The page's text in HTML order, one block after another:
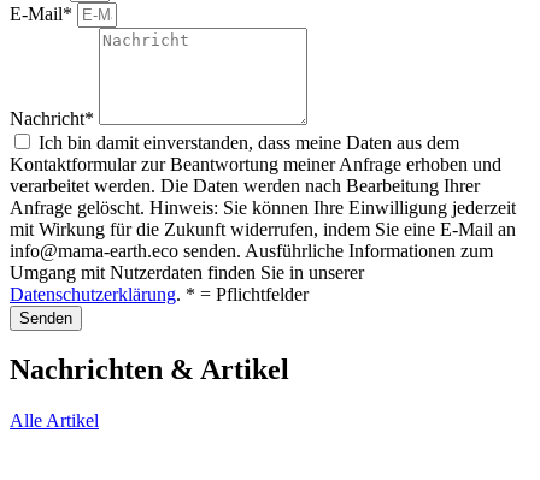
E-Mail*
Nachricht*
Ich bin damit einverstanden, dass meine Daten aus dem
Kontaktformular zur Beantwortung meiner Anfrage erhoben und
verarbeitet werden. Die Daten werden nach Bearbeitung Ihrer
Anfrage gelöscht. Hinweis: Sie können Ihre Einwilligung jederzeit
mit Wirkung für die Zukunft widerrufen, indem Sie eine E-Mail an
info@mama-earth.eco senden. Ausführliche Informationen zum
Umgang mit Nutzerdaten finden Sie in unserer
Datenschutzerklärung. * = Pflichtfelder
Senden
Nachrichten & Artikel
Alle Artikel